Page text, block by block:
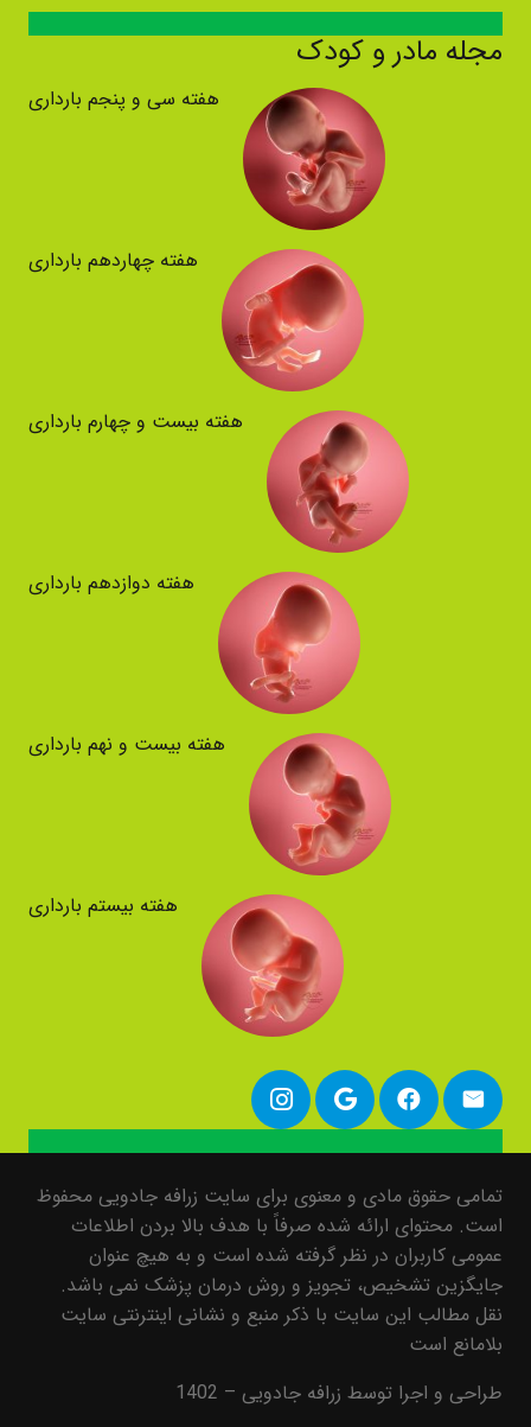
مجله مادر و کودک
هفته سی و پنجم بارداری
هفته چهاردهم بارداری
هفته بیست و چهارم بارداری
هفته دوازدهم بارداری
هفته بیست و نهم بارداری
هفته بیستم بارداری
تمامی حقوق مادی و معنوی برای سایت زرافه جادویی محفوظ
است. محتوای ارائه شده صرفاً با هدف بالا بردن اطلاعات
عمومی کاربران در نظر گرفته شده است و به هیچ عنوان
جایگزین تشخیص، تجویز و روش درمان پزشک نمی باشد.
نقل مطالب این سایت با ذکر منبع و نشانی اینترنتی سایت
بلامانع است
طراحی و اجرا توسط زرافه جادویی – 1402